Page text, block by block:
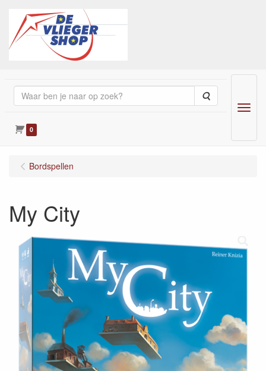
Zoeken
0
Menu
Bordspellen
My City